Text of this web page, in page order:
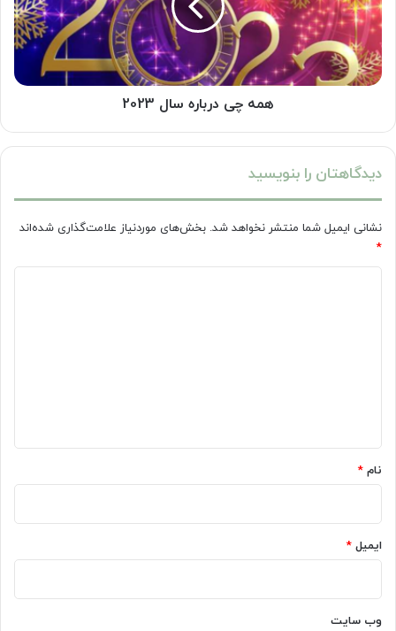
2023
همه چی درباره سال 2023
دیدگاهتان را بنویسید
نشانی ایمیل شما منتشر نخواهد شد. بخش‌های موردنیاز علامت‌گذاری شده‌اند
*
نام *
ایمیل *
وب‌ سایت